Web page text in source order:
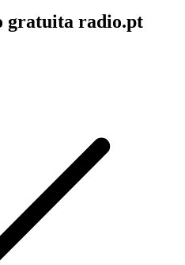
gratuita radio.pt